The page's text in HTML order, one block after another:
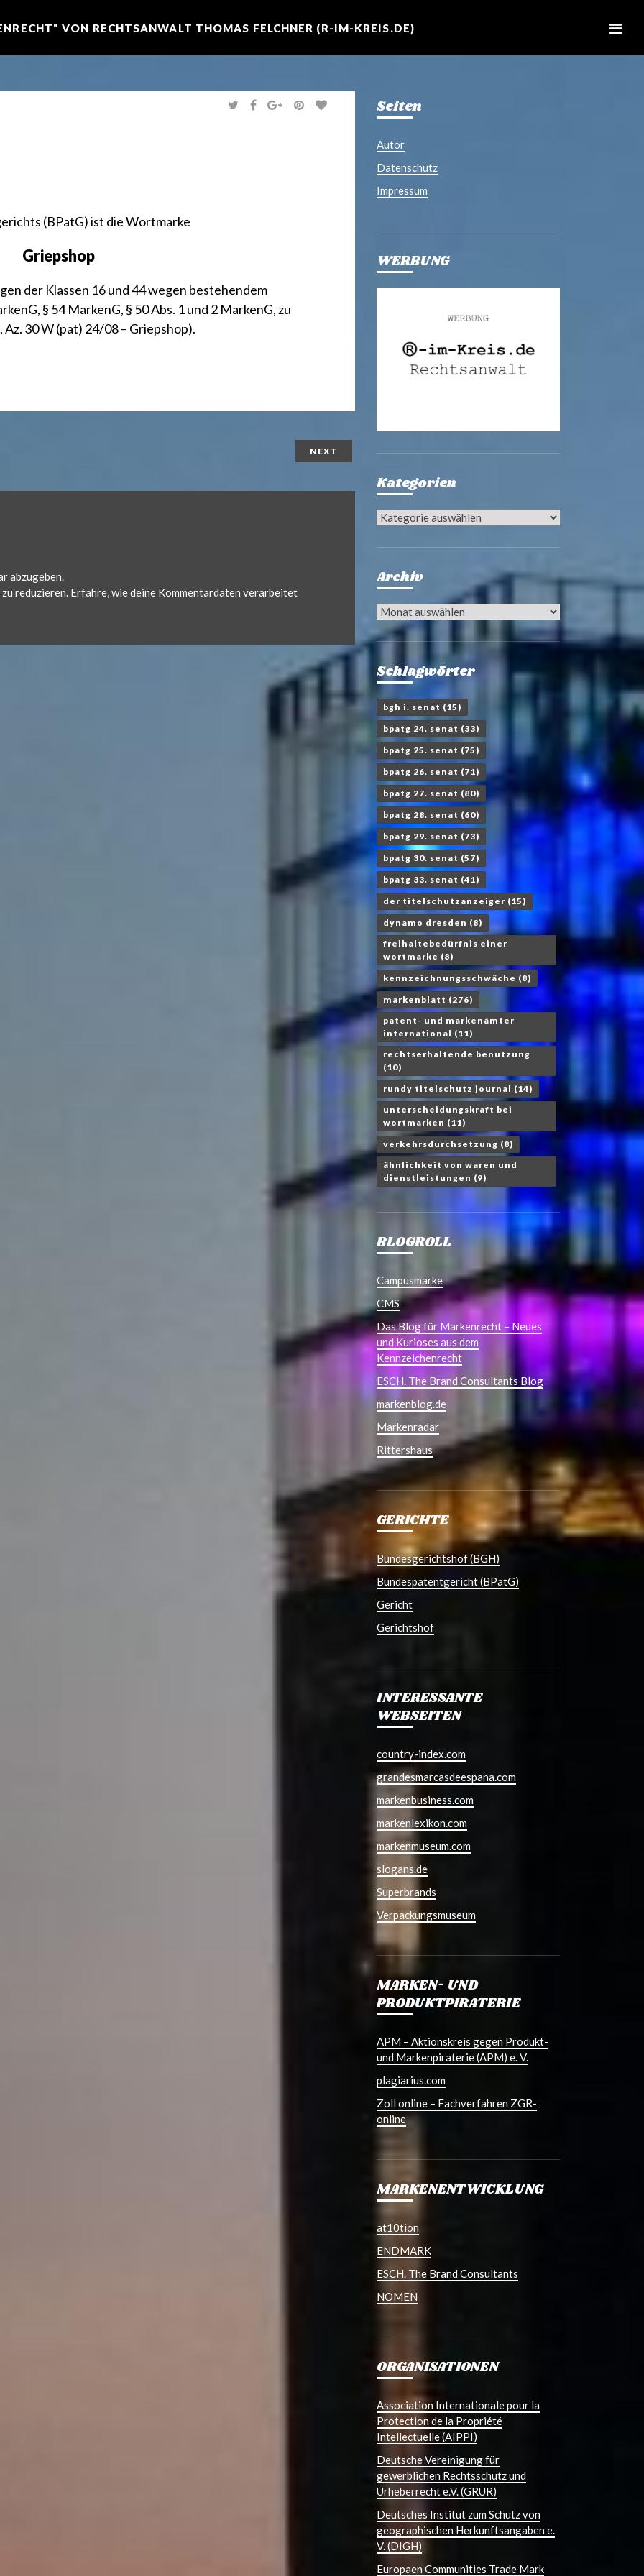
VON RECHTSANWALT THOMAS FELCHNER (R-IM-KREIS.DE)
T
W
F
A
G
O
P
I
(BPatG) ist die Wortmarke
Griepshop
der Klassen 16 und 44 wegen bestehendem
, § 54 MarkenG, § 50 Abs. 1 und 2 MarkenG, zu
Az. 30 W (pat) 24/08 – Griepshop).
NEXT
abzugeben.
reduzieren. Erfahre, wie deine Kommentardaten verarbeitet
Seiten
Autor
Datenschutz
Impressum
WERBUNG
Kategorien
Kategorien
Archiv
Archiv
Schlagwörter
bgh i. senat (15)
bpatg 24. senat (33)
bpatg 25. senat (75)
bpatg 26. senat (71)
bpatg 27. senat (80)
bpatg 28. senat (60)
bpatg 29. senat (73)
bpatg 30. senat (57)
bpatg 33. senat (41)
der titelschutzanzeiger (15)
dynamo dresden (8)
freihaltebedürfnis einer
wortmarke (8)
kennzeichnungsschwäche (8)
markenblatt (276)
patent- und markenämter
international (11)
rechtserhaltende benutzung
(10)
rundy titelschutz journal (14)
unterscheidungskraft bei
wortmarken (11)
verkehrsdurchsetzung (8)
ähnlichkeit von waren und
dienstleistungen (9)
BLOGROLL
Campusmarke
CMS
Das Blog für Markenrecht – Neues
und Kurioses aus dem
Kennzeichenrecht
ESCH. The Brand Consultants Blog
markenblog.de
Markenradar
Rittershaus
GERICHTE
Bundesgerichtshof (BGH)
Bundespatentgericht (BPatG)
Gericht
Gerichtshof
INTERESSANTE
WEBSEITEN
country-index.com
grandesmarcasdeespana.com
markenbusiness.com
markenlexikon.com
markenmuseum.com
slogans.de
Superbrands
Verpackungsmuseum
MARKEN- UND
PRODUKTPIRATERIE
APM – Aktionskreis gegen Produkt-
und Markenpiraterie (APM) e. V.
plagiarius.com
Zoll online – Fachverfahren ZGR-
online
MARKENENTWICKLUNG
at10tion
ENDMARK
ESCH. The Brand Consultants
NOMEN
ORGANISATIONEN
Association Internationale pour la
Protection de la Propriété
Intellectuelle (AIPPI)
Deutsche Vereinigung für
gewerblichen Rechtsschutz und
Urheberrecht e.V. (GRUR)
Deutsches Institut zum Schutz von
geographischen Herkunftsangaben e.
V. (DIGH)
Europaen Communities Trade Mark